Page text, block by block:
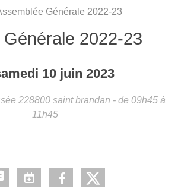
Générale 2022-23
2022-23
10 juin 2023
228800 saint brandan - de 09h45 à
11h45